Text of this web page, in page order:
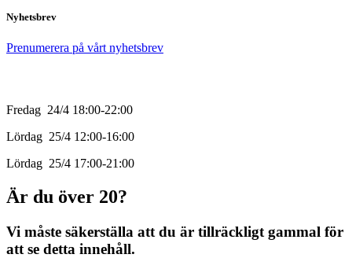
Nyhetsbrev
Prenumerera på vårt nyhetsbrev
Fredag 24/4 18:00-22:00
Lördag 25/4 12:00-16:00
Lördag 25/4 17:00-21:00
Är du över 20?
Vi måste säkerställa att du är tillräckligt gammal för
att se detta innehåll.